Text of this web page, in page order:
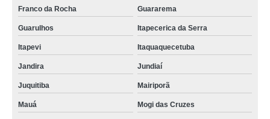
Franco da Rocha Guararema
Guarulhos Itapecerica da Serra
Itapevi Itaquaquecetuba
Jandira Jundiaí
Juquitiba Mairiporã
Mauá Mogi das Cruzes